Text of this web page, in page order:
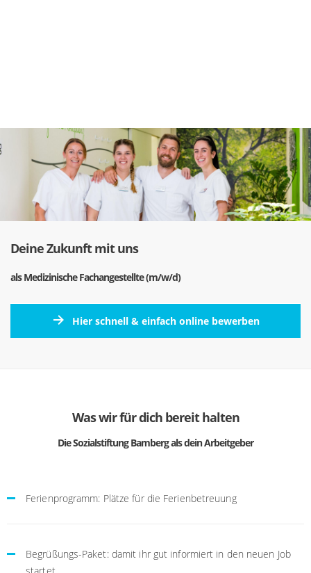
Deine Zukunft mit uns
als Medizinische Fachangestellte (m/w/d)
Hier schnell & einfach online bewerben
Was wir für dich bereit halten
Die Sozialstiftung Bamberg als dein Arbeitgeber
Ferienprogramm: Plätze für die Ferienbetreuung
Begrüßungs-Paket: damit ihr gut informiert in den neuen Job
startet